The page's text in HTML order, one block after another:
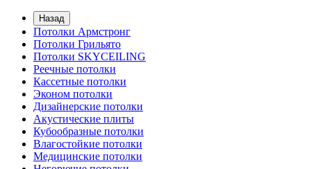
Назад
Потолки Армстронг
Потолки Грильято
Потолки SKYCEILING
Реечные потолки
Кассетные потолки
Эконом потолки
Дизайнерские потолки
Акустические плиты
Кубообразные потолки
Влагостойкие потолки
Медицинские потолки